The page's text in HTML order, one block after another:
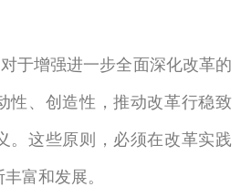
于增强进一步全面深化改革的
性、创造性，推动改革行稳致
。这些原则，必须在改革实践
富和发展。